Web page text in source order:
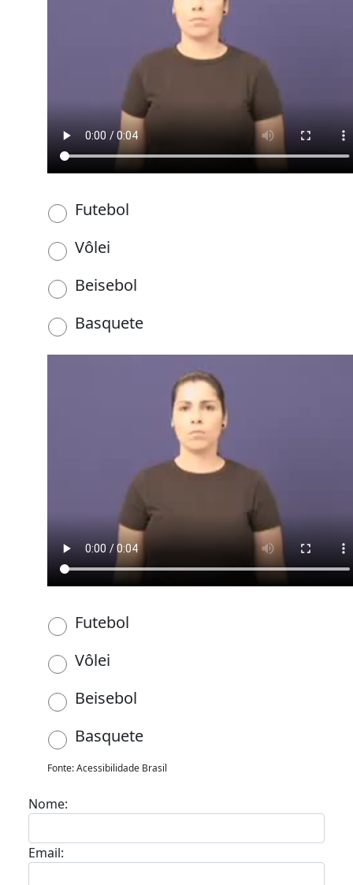
Futebol
Vôlei
Beisebol
Basquete
Futebol
Vôlei
Beisebol
Basquete
Fonte: Acessibilidade Brasil
Nome:
Email: